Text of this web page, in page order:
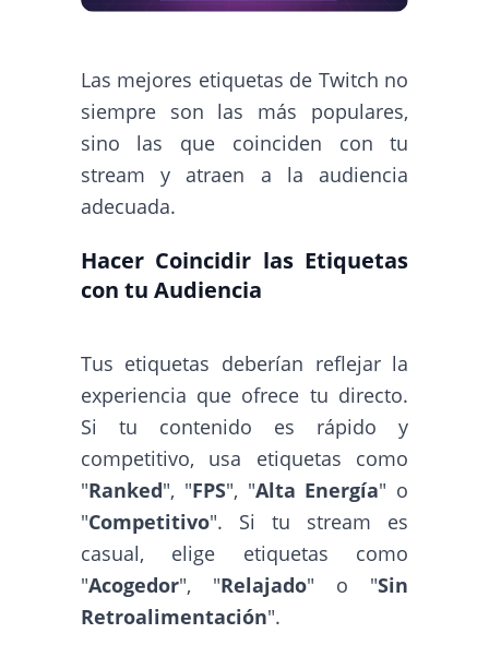
Las mejores etiquetas de Twitch no
siempre son las más populares,
sino las que coinciden con tu
stream y atraen a la audiencia
adecuada.
Hacer Coincidir las Etiquetas
con tu Audiencia
Tus etiquetas deberían reflejar la
experiencia que ofrece tu directo.
Si tu contenido es rápido y
competitivo, usa etiquetas como
"Ranked", "FPS", "Alta Energía" o
"Competitivo". Si tu stream es
casual, elige etiquetas como
"Acogedor", "Relajado" o "Sin
Retroalimentación".